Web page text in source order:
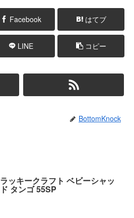
Facebook はてブ
LINE コピー
BottomKnock
ラッキークラフト ベビーシャッ
ド タンゴ 55SP